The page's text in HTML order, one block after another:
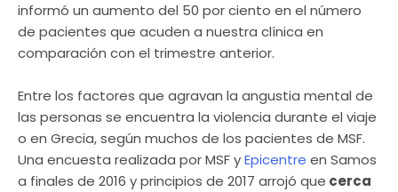
informó un aumento del 50 por ciento en el número
de pacientes que acuden a nuestra clínica en
comparación con el trimestre anterior.
Entre los factores que agravan la angustia mental de
las personas se encuentra la violencia durante el viaje
o en Grecia, según muchos de los pacientes de MSF.
Una encuesta realizada por MSF yEpicentre en Samos
a finales de 2016 y principios de 2017 arrojó que cerca